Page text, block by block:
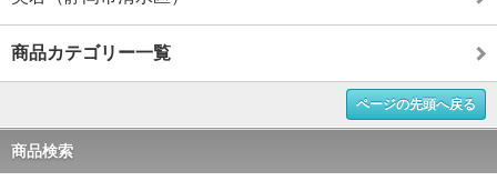
商品カテゴリー一覧
ページの先頭へ戻る
商品検索